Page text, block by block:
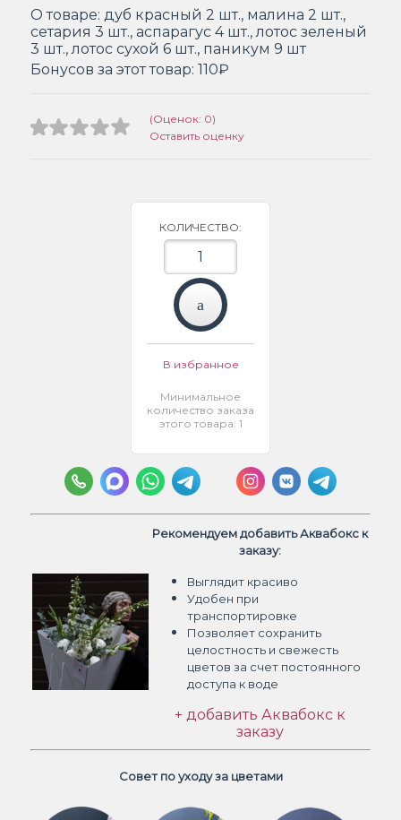
О товаре: дуб красный 2 шт., малина 2 шт.,
сетария 3 шт., аспарагус 4 шт., лотос зеленый
3 шт., лотос сухой 6 шт., паникум 9 шт
Бонусов за этот товар: 110₽
(Оценок: 0)
Оставить оценку
КОЛИЧЕСТВО:
В избранное
Минимальное
количество заказа
этого товара: 1
Рекомендуем добавить Аквабокс к
заказу:
Выглядит красиво
Удобен при
транспортировке
Позволяет сохранить
целостность и свежесть
цветов за счет постоянного
доступа к воде
+ добавить Аквабокс к
заказу
Совет по уходу за цветами